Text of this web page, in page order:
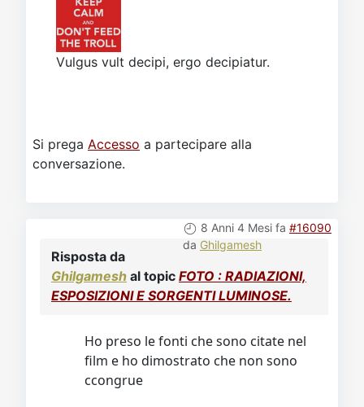
Vulgus vult decipi, ergo decipiatur.
Si prega Accesso a partecipare alla
conversazione.
8 Anni 4 Mesi fa #16090
da Ghilgamesh
Risposta da
Ghilgamesh al topic FOTO : RADIAZIONI,
ESPOSIZIONI E SORGENTI LUMINOSE.
Ho preso le fonti che sono citate nel
film e ho dimostrato che non sono
ccongrue